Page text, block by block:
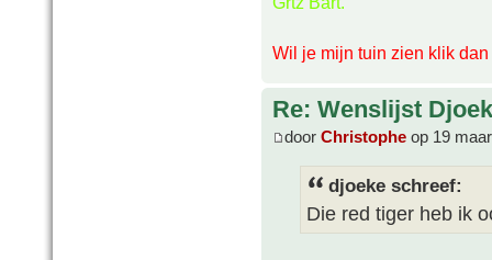
Wil je mijn tuin zien klik dan
Re: Wenslijst
door Christophe op 19
djoeke schreef:
Die red tiger heb ik